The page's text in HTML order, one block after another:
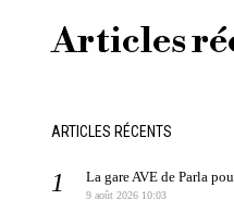
Articles
ARTICLES RÉCENTS
La gare AVE de Parla
9 août 2026 10:03